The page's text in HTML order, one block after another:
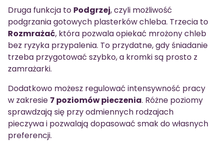
Druga funkcja to Podgrzej, czyli możliwość
podgrzania gotowych plasterków chleba. Trzecia to
Rozmrażać, która pozwala opiekać mrożony chleb
bez ryzyka przypalenia. To przydatne, gdy śniadanie
trzeba przygotować szybko, a kromki są prosto z
zamrażarki.
Dodatkowo możesz regulować intensywność pracy
w zakresie 7 poziomów pieczenia. Różne poziomy
sprawdzają się przy odmiennych rodzajach
pieczywa i pozwalają dopasować smak do własnych
preferencji.